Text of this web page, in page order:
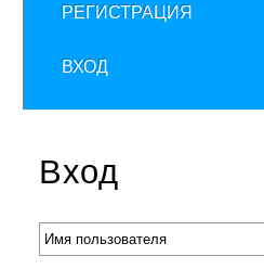
РЕГИСТРАЦИЯ
ВХОД
Вход